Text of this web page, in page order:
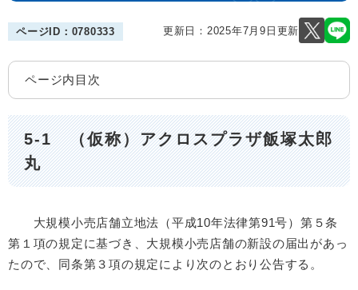
ページID：0780333 更新日：2025年7月9日更新
ページ内目次
5-1 （仮称）アクロスプラザ飯塚太郎
丸
大規模小売店舗立地法（平成10年法律第91号）第５条
第１項の規定に基づき、大規模小売店舗の新設の届出があっ
たので、同条第３項の規定により次のとおり公告する。